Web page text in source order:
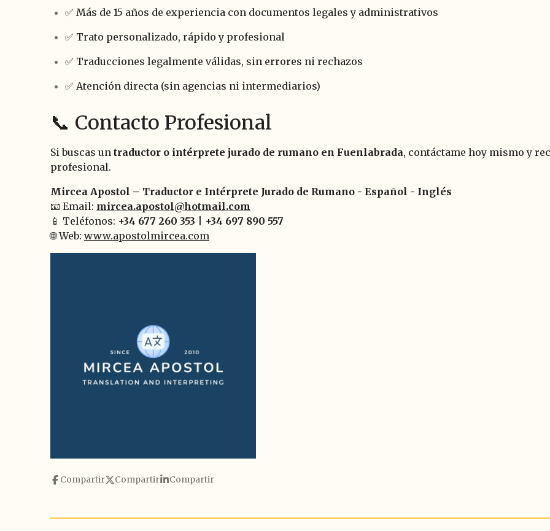
✅ Más de 15 años de experiencia con documentos legales y administrativos
✅ Trato personalizado, rápido y profesional
✅ Traducciones legalmente válidas, sin errores ni rechazos
✅ Atención directa (sin agencias ni intermediarios)
📞 Contacto Profesional
Si buscas un traductor o intérprete jurado de rumano en Fuenlabrada, contáctame hoy mismo y
profesional.
Mircea Apostol – Traductor e Intérprete Jurado de Rumano - Español - Inglés
📧 Email: mircea.apostol@hotmail.com
📱 Teléfonos: +34 677 260 353
+34 697 890 557
🌐 Web: www.apostolmircea.com
Compartir Compartir Compartir